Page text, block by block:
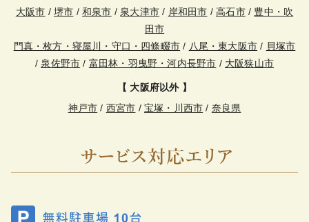
大阪市 /堺市 /和泉市 / 泉大津市 / 岸和田市 /高石市/ 豊中・吹
田市
門真・枚方・寝屋川・守口・四條畷市 / 八尾・東大阪市 / 貝塚市
/ 泉佐野市 / 富田林・羽曳野・河内長野市 / 大阪狭山市
【 大阪府以外 】
神戸市 / 西宮市 / 宝塚・川西市 / 奈良県